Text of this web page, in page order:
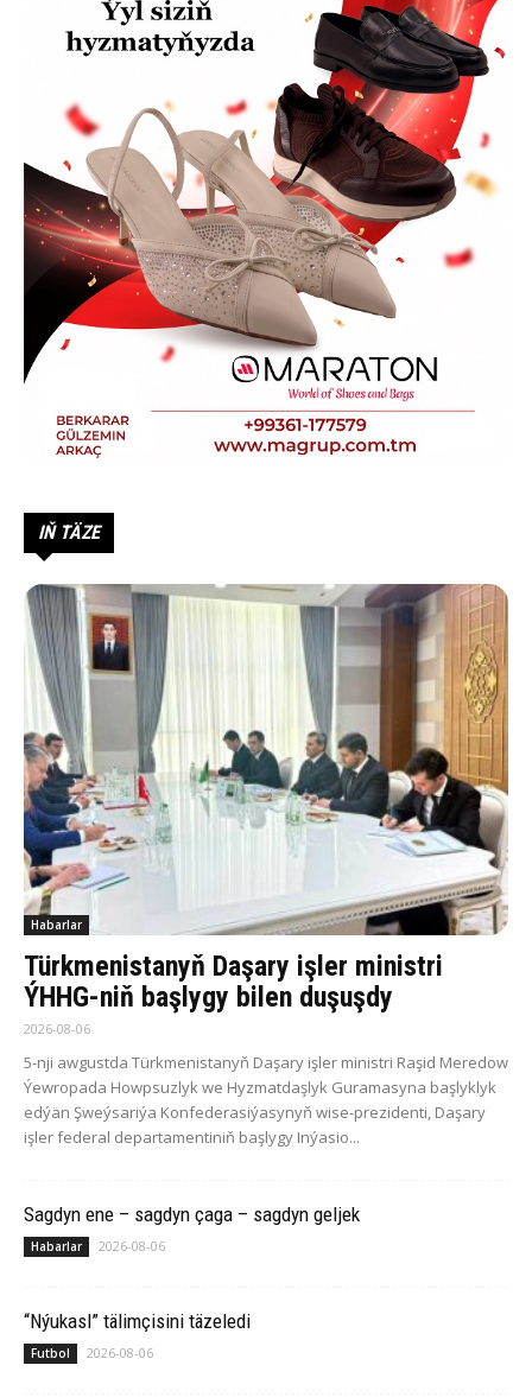
IŇ TÄZE
Habarlar
Türkmenistanyň Daşary işler ministri
ÝHHG-niň başlygy bilen duşuşdy
2026-08-06
5-nji awgustda Türkmenistanyň Daşary işler ministri Raşid Meredow
Ýewropada Howpsuzlyk we Hyzmatdaşlyk Guramasyna başlyklyk
edýän Şweýsariýa Konfederasiýasynyň wise-prezidenti, Daşary
işler federal departamentiniň başlygy Inýasio...
Sagdyn ene – sagdyn çaga – sagdyn geljek
Habarlar 2026-08-06
“Nýukasl” tälimçisini täzeledi
Futbol 2026-08-06